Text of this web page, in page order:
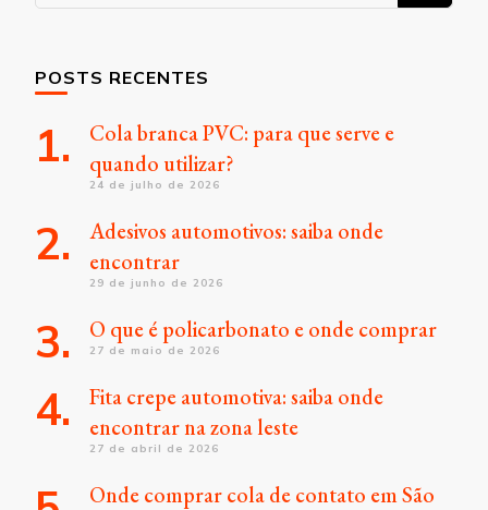
POSTS RECENTES
Cola branca PVC: para que serve e
quando utilizar?
24 de julho de 2026
Adesivos automotivos: saiba onde
encontrar
29 de junho de 2026
O que é policarbonato e onde comprar
27 de maio de 2026
Fita crepe automotiva: saiba onde
encontrar na zona leste
27 de abril de 2026
Onde comprar cola de contato em São